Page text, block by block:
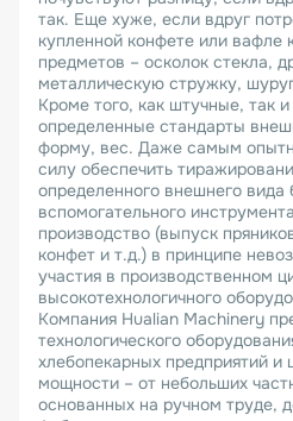
так. Еще хуже, если вдруг
купленной конфете или вафле
предметов – осколок стекла,
металлическую стружку,
Кроме того, как штучные, так
определенные стандарты
форму, вес. Даже самым
силу обеспечить
определенного внешнего вида
вспомогательного
производство (выпуск
конфет и т.д.) в принципе
участия в производственном
высокотехнологичного
Компания Hualian Machinery
технологического
хлебопекарных предприятий и
мощности – от небольших
основанных на ручном труде,